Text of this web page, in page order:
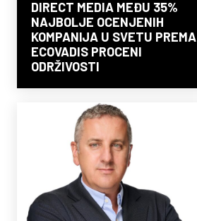
DIRECT MEDIA MEĐU 35%
NAJBOLJE OCENJENIH
KOMPANIJA U SVETU PREMA
ECOVADIS PROCENI
ODRŽIVOSTI